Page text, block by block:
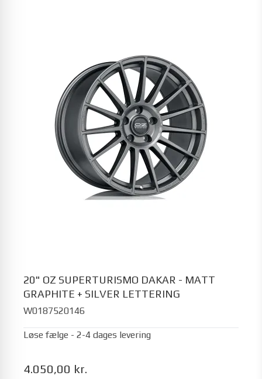
20" OZ SUPERTURISMO DAKAR - MATT
GRAPHITE + SILVER LETTERING
W0187520146
Løse fælge - 2-4 dages levering
4.050,00 kr.